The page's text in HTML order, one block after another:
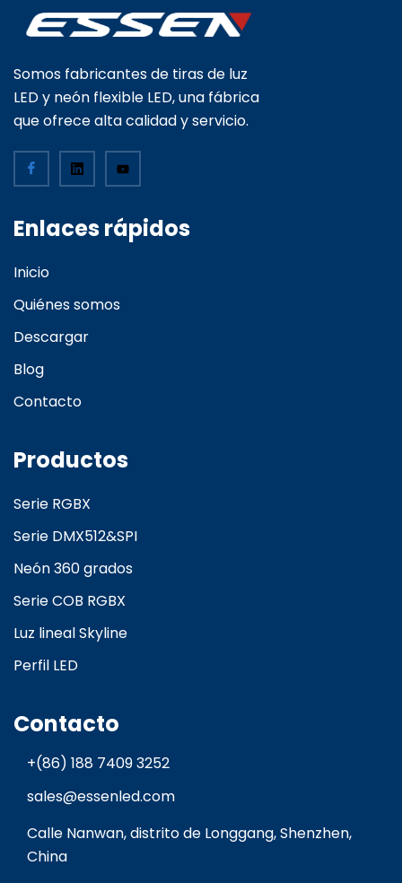
Somos fabricantes de tiras de luz
LED y neón flexible LED, una fábrica
que ofrece alta calidad y servicio.
Enlaces rápidos
Inicio
Quiénes somos
Descargar
Blog
Contacto
Productos
Serie RGBX
Serie DMX512&SPI
Neón 360 grados
Serie COB RGBX
Luz lineal Skyline
Perfil LED
Contacto
+(86) 188 7409 3252
sales@essenled.com
Calle Nanwan, distrito de Longgang, Shenzhen,
China